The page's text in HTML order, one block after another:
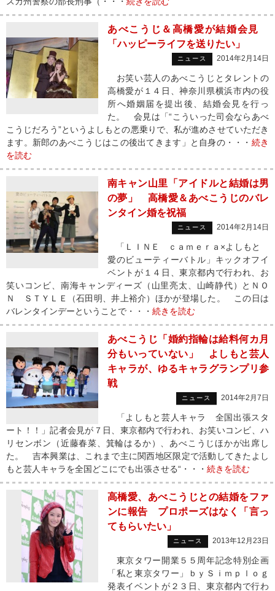
あべこうじ＆高橋愛が結婚会見
「ハッピーライフを送りたい」
ニュース 2014年2月14日
お笑い芸人のあべこうじとタレントの
高橋愛が１４日、神奈川県横浜市内の役
所へ婚姻届を提出後、結婚会見を行っ
た。 会見は「“こういった司会ならあべ
こうじだろう”というよしもとの悪乗りで、私が進めさせていただき
ます。新郎のあべこうじはこの後出てきます」と自身の・・・ 続き
を読む
南キャン山里「アイドルと結婚は男
の夢」 高橋愛＆あべこうじのバレ
ンタイン婚を祝福
ニュース 2014年2月14日
「ＬＩＮＥ ｃａｍｅｒａ×よしもと
愛のビューティーバトル」キックオフイ
ベントが１４日、東京都内で行われ、お
笑いコンビ、南海キャンディーズ（山里亮太、山崎静代）とＮＯ
Ｎ ＳＴＹＬＥ（石田明、井上裕介）ほかが登場した。 この日は
バレンタインデーということで・・・ 続きを読む
あべこうじ「婚約指輪は給料何カ月
分もいっていない」 よしもと芸人
キャラが、ゆるキャラグランプリ参
戦
ニュース 2014年2月7日
「よしもと芸人キャラ 全国出張スタ
ート！！」記者会見が７日、東京都内で行われ、お笑いコンビ、ハ
リセンボン（近藤春菜、箕輪はるか）、あべこうじほかが出席し
た。 吉本興業は、これまで主に関西地区限定で活動してきたよし
もと芸人キャラを全国どこにでも出張させる“・・・ 続きを読む
高橋愛、あべこうじとの結婚をファ
ンに報告 プロポーズはなく「言っ
てもらいたい」
ニュース 2013年12月23日
東京タワー開業５５周年記念特別企画
「私と東京タワー」ｂｙＳｉｍｐｌｏｇ
発表イベントが２３日、東京都内で行わ